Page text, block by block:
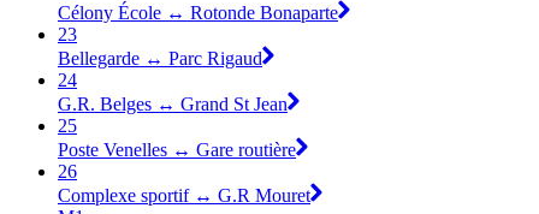
Célony École ↔ Rotonde Bonaparte
23
Bellegarde ↔ Parc Rigaud
24
G.R. Belges ↔ Grand St Jean
25
Poste Venelles ↔ Gare routière
26
Complexe sportif ↔ G.R Mouret